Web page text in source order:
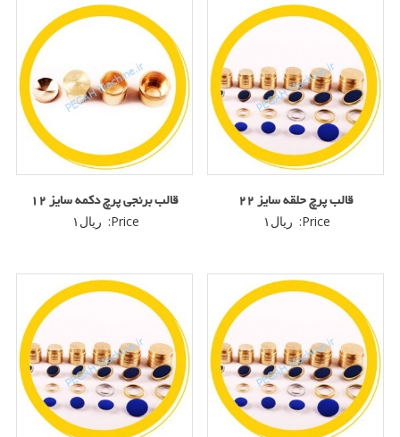
قالب پرچ حلقه سایز ۲۲
Price: ریال ۱
قالب برنجی پرچ دکمه سایز ۱۲
Price: ریال ۱